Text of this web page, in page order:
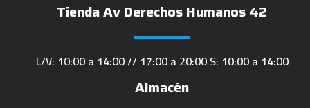
Tienda Av Derechos Humanos 42
L/V: 10:00 a 14:00 // 17:00 a 20:00 S: 10:00 a 14:00
Almacén